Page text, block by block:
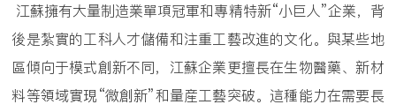
江蘇擁有大量制造業單項冠軍和專精特新“小巨人”企業，背
後是紮實的工科人才儲備和注重工藝改進的文化。與某些地
區傾向于模式創新不同，江蘇企業更擅長在生物醫藥、新材
料等領域實現“微創新”和量産工藝突破。這種能力在需要長